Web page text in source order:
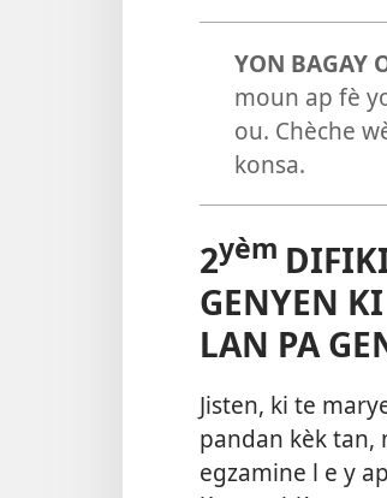
YON BAGAY
moun ap fè
ou. Chèche
konsa.
2yèm
GENYEN
LAN PA
Jisten, ki te
pandan kèk tan,
egzamine l e y